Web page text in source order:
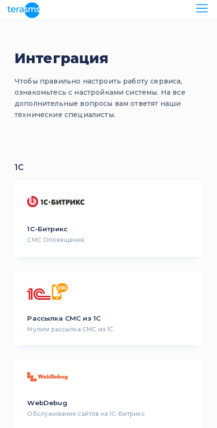
Интеграция
Чтобы правильно настроить работу сервиса,
ознакомьтесь с настройками системы. На все
дополнительные вопросы вам ответят наши
технические специалисты.
1C
1С-Битрикс
СМС Оповещения
Рассылка СМС из 1С
Мульти рассылка СМС из 1С
WebDebug
Обслуживание сайтов на 1С-Битрикс